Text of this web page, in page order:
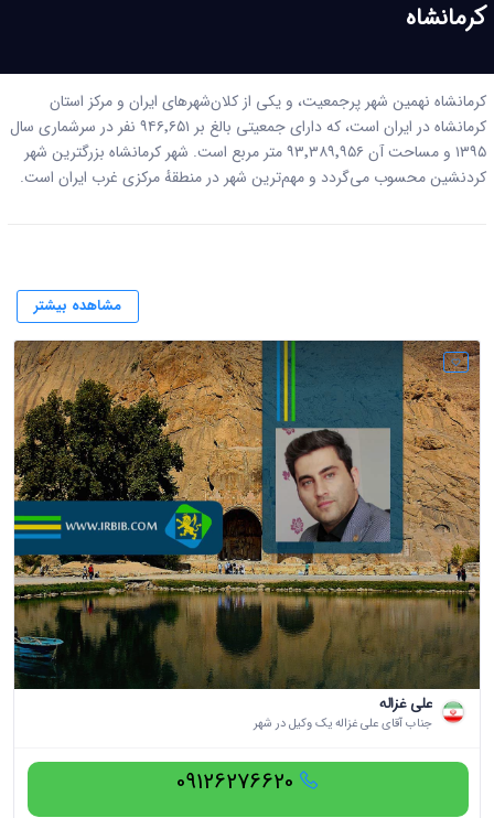
کرمانشاه
کرمانشاه نهمین شهر پرجمعیت، و یکی از کلان‌شهرهای ایران و مرکز استان
کرمانشاه در ایران است، که دارای جمعیتی بالغ بر ۹۴۶٬۶۵۱ نفر در سرشماری سال
۱۳۹۵ و مساحت آن ۹۳٬۳۸۹٬۹۵۶ متر مربع است. شهر کرمانشاه بزرگترین شهر
کردنشین محسوب می‌گردد و مهم‌ترین شهر در منطقهٔ مرکزی غرب ایران است.
مشاهده بیشتر
علی غزاله
جناب آقای علی غزاله یک وکیل در شهر
09126276620